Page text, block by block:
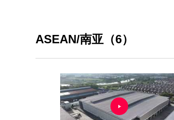
ASEAN/南亚（6）